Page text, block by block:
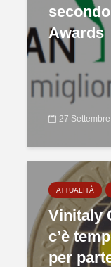
Awards
27
ATTUALITÀ
Vinitaly
c’è
per